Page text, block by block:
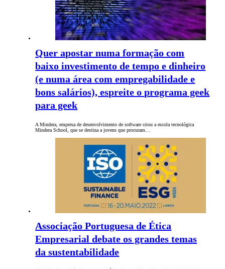
Quer apostar numa formação com
baixo investimento de tempo e dinheiro
(e numa área com empregabilidade e
bons salários), espreite o programa geek
para geek
A Mindera, empresa de desenvolvimento de software criou a escola tecnológica
Mindera School, que se destina a jovens que procuram…
Associação Portuguesa de Ética
Empresarial debate os grandes temas
da sustentabilidade